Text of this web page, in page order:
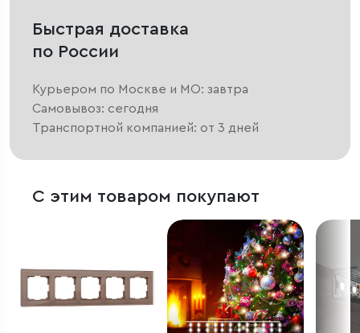
Быстрая доставка
по России
Курьером по Москве и МО: завтра
Самовывоз: сегодня
Транспортной компанией: от 3 дней
С этим товаром покупают